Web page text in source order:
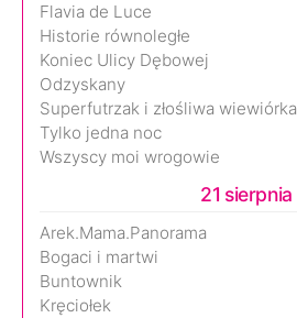
Flavia de Luce
Historie równoległe
Koniec Ulicy Dębowej
Odzyskany
Superfutrzak i złośliwa wiewiórka
Tylko jedna noc
Wszyscy moi wrogowie
21 sierpnia
Arek.Mama.Panorama
Bogaci i martwi
Buntownik
Kręciołek